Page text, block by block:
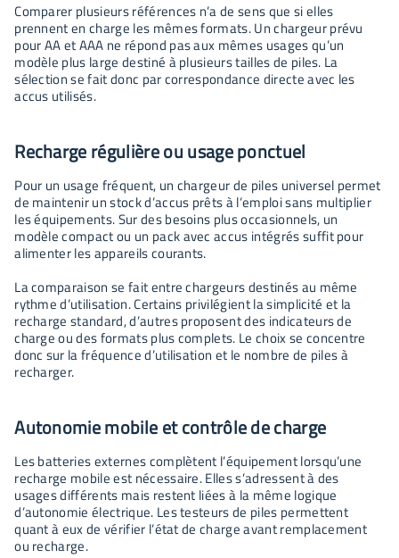
Comparer plusieurs références n’a de sens que si elles
prennent en charge les mêmes formats. Un chargeur prévu
pour AA et AAA ne répond pas aux mêmes usages qu’un
modèle plus large destiné à plusieurs tailles de piles. La
sélection se fait donc par correspondance directe avec les
accus utilisés.
Recharge régulière ou usage ponctuel
Pour un usage fréquent, un chargeur de piles universel permet
de maintenir un stock d’accus prêts à l’emploi sans multiplier
les équipements. Sur des besoins plus occasionnels, un
modèle compact ou un pack avec accus intégrés suffit pour
alimenter les appareils courants.
La comparaison se fait entre chargeurs destinés au même
rythme d’utilisation. Certains privilégient la simplicité et la
recharge standard, d’autres proposent des indicateurs de
charge ou des formats plus complets. Le choix se concentre
donc sur la fréquence d’utilisation et le nombre de piles à
recharger.
Autonomie mobile et contrôle de charge
Les batteries externes complètent l’équipement lorsqu’une
recharge mobile est nécessaire. Elles s’adressent à des
usages différents mais restent liées à la même logique
d’autonomie électrique. Les testeurs de piles permettent
quant à eux de vérifier l’état de charge avant remplacement
ou recharge.